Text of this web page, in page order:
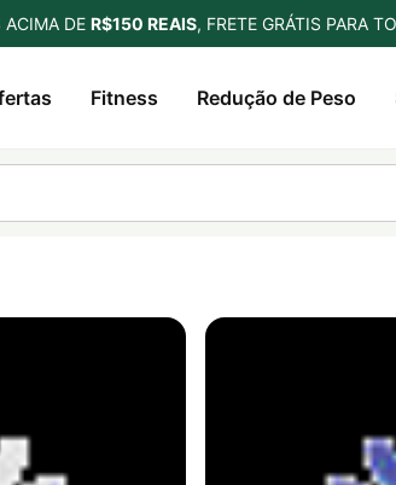
ACIMA DE R$150 REAIS, FRETE GRÁTIS PARA
Fitness Redução de Peso